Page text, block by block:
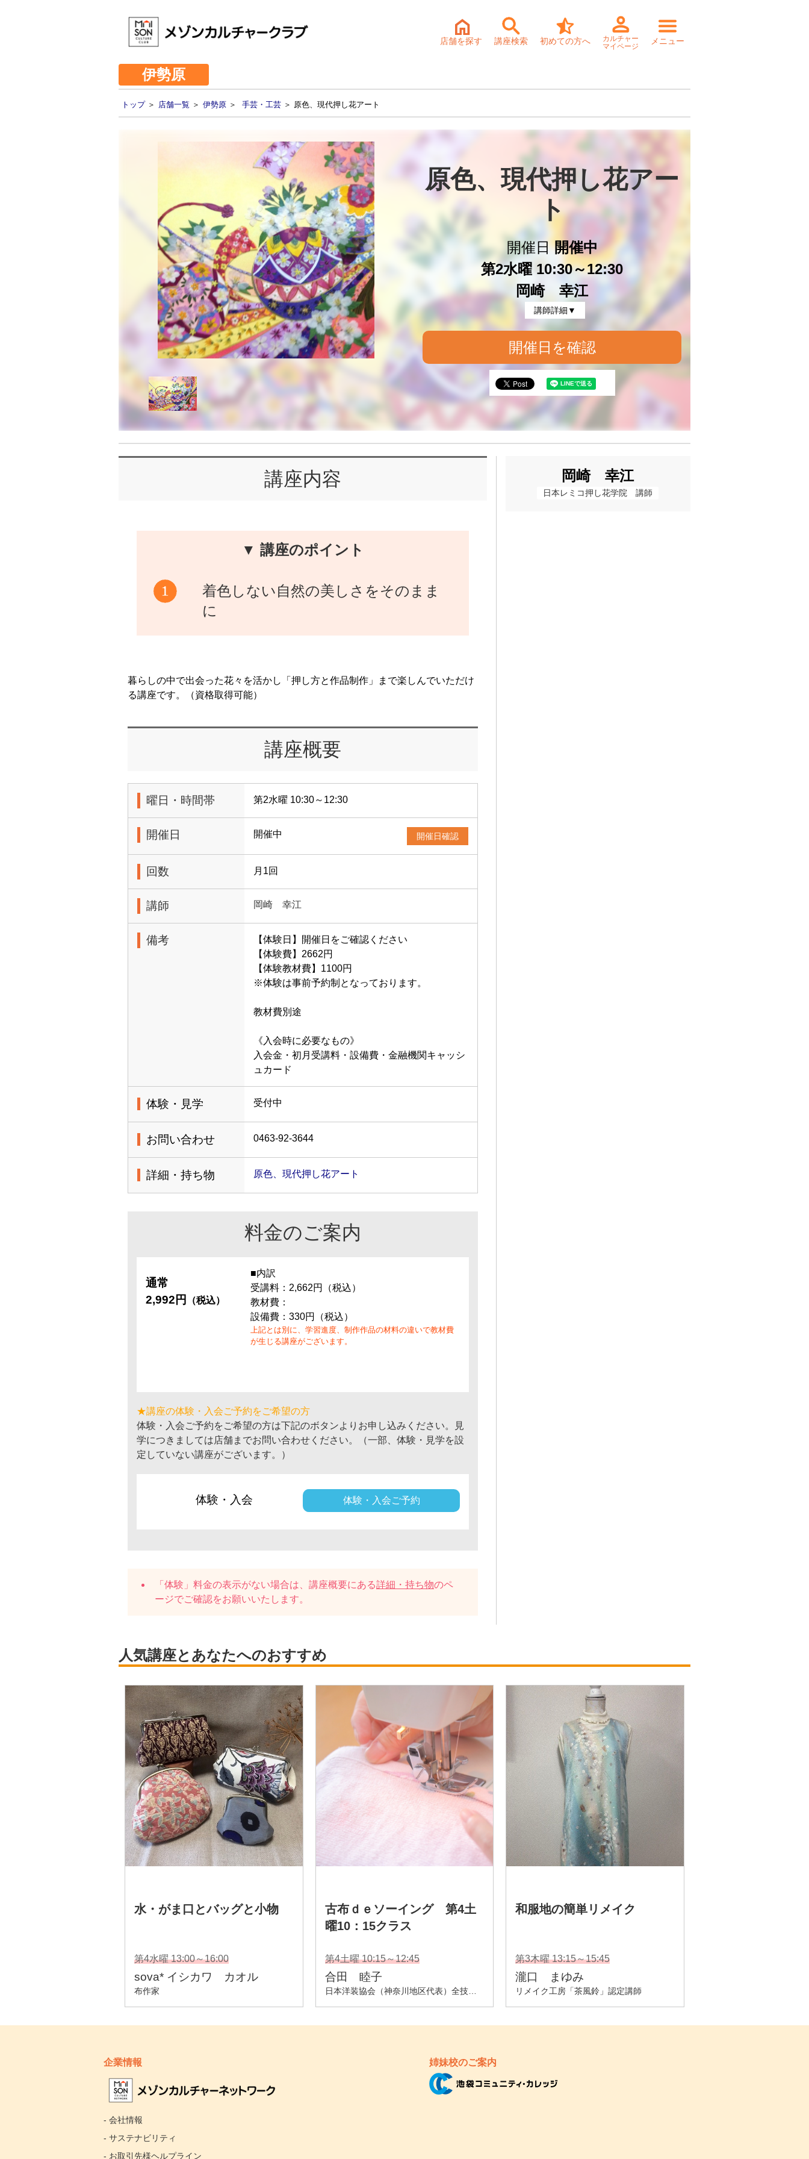
店舗を探す 講座検索 初めての方へ
カルチャー
マイページ
メニュー
伊勢原
トップ＞ 店舗一覧 ＞ 伊勢原 ＞ 手芸・工芸 ＞ 原色、現代押し花アート
原色、現代押し花アー
ト
開催日開催中
第2水曜 10:30～12:30
岡崎 幸江
講師詳細▼
開催日を確認
講座内容
▼ 講座のポイント
着色しない自然の美しさをそのまま
に
暮らしの中で出会った花々を活かし「押し方と作品制作」まで楽しんでいただけ
る講座です。（資格取得可能）
講座概要
曜日・時間帯 第2水曜 10:30～12:30
開催日 開催中 開催日確認
回数 月1回
講師 岡崎 幸江
備考
【体験日】開催日をご確認ください
【体験費】2662円
【体験教材費】1100円
※体験は事前予約制となっております。
教材費別途
《入会時に必要なもの》
入会金・初月受講料・設備費・金融機関キャッシ
ュカード
体験・見学 受付中
お問い合わせ 0463-92-3644
詳細・持ち物 原色、現代押し花アート
料金のご案内
通常
2,992円
（税込）
■内訳
受講料：2,662円（税込）
教材費：
設備費：330円（税込）
上記とは別に、学習進度、制作作品の材料の違いで教材費
が生じる講座がございます。
★講座の体験・入会ご予約をご希望の方
体験・入会ご予約をご希望の方は下記のボタンよりお申し込みください。見
学につきましては店舗までお問い合わせください。（一部、体験・見学を設
定していない講座がございます。）
体験・入会 体験・入会ご予約
「体験」料金の表示がない場合は、講座概要にある詳細・持ち物のペ
ージでご確認をお願いいたします。
岡崎 幸江
日本レミコ押し花学院　講師
企業情報
- 会社情報
- サステナビリティ
- お取引先様ヘルプライン
姉妹校のご案内